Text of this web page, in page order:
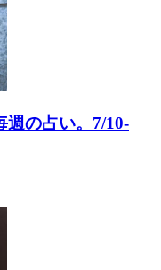
週の占い。7/10-